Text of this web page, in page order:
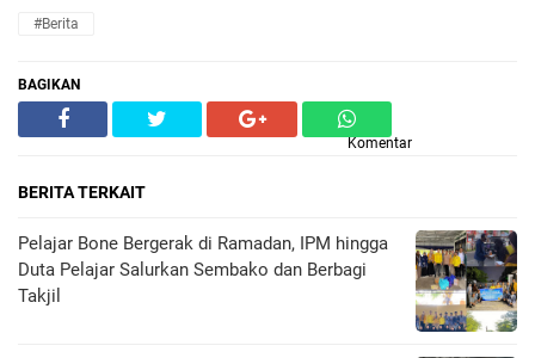
#Berita
BAGIKAN
Komentar
BERITA TERKAIT
Pelajar Bone Bergerak di Ramadan, IPM hingga
Duta Pelajar Salurkan Sembako dan Berbagi
Takjil